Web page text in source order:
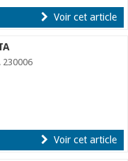
Voir cet article
230006
Voir cet article